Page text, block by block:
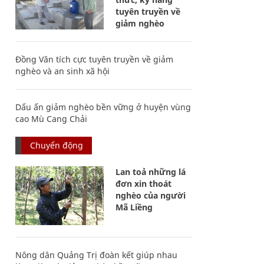
tuyên truyền về
giảm nghèo
Đồng Văn tích cực tuyên truyền về giảm
nghèo và an sinh xã hội
Dấu ấn giảm nghèo bền vững ở huyện vùng
cao Mù Cang Chải
Chuyển động
Lan toả những lá
đơn xin thoát
nghèo của người
Mã Liềng
Nông dân Quảng Trị đoàn kết giúp nhau